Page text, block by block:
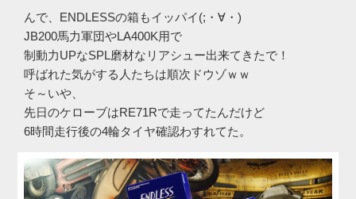
んで、ENDLESSの箱もイッパイ(;・∀・)
JB200馬力軍団やLA400K用で
制動力UPなSPL磨材なリアシュー出来てきたで！
呼ばれた気がする人たちは順次ドウゾｗｗ
そ～いや、
先日のケローブはRE71Rで走ってたんだけど
6時間走行後の4輪タイヤ確認わすれてた。